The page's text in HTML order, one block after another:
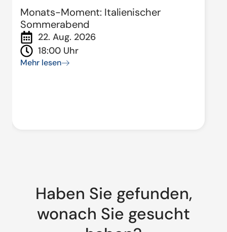
Monats-Moment: Italienischer
Sommerabend
22. Aug. 2026
18:00 Uhr
Mehr lesen
Haben Sie gefunden,
wonach Sie gesucht